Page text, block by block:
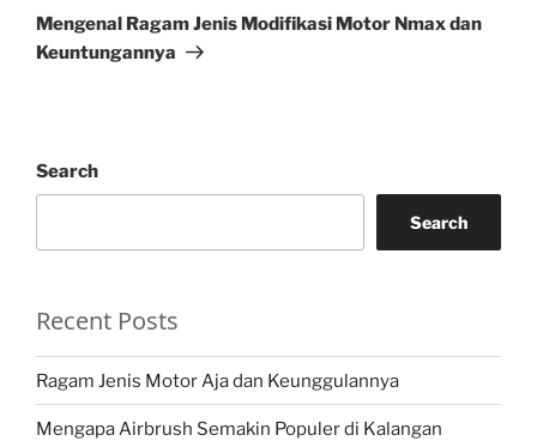
Post
Mengenal Ragam Jenis Modifikasi Motor Nmax dan
Keuntungannya
Search
Search
Recent Posts
Ragam Jenis Motor Aja dan Keunggulannya
Mengapa Airbrush Semakin Populer di Kalangan